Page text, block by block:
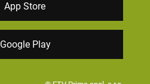
App Store
Google Play